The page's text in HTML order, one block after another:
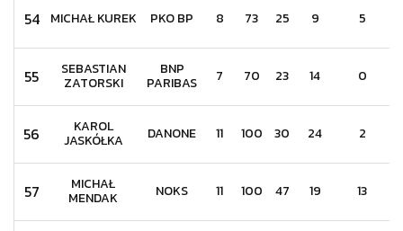
54 MICHAŁ KUREK PKO BP 8 73 25 9 5
55 SEBASTIAN
ZATORSKI
BNP
PARIBAS 7 70 23 14 0
56 KAROL
JASKÓŁKA DANONE 11 100 30 24 2
57 MICHAŁ
MENDAK NOKS 11 100 47 19 13